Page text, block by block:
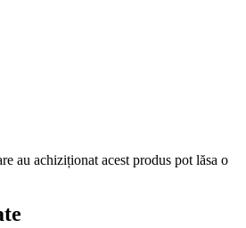
au achiziționat acest produs pot lăsa o